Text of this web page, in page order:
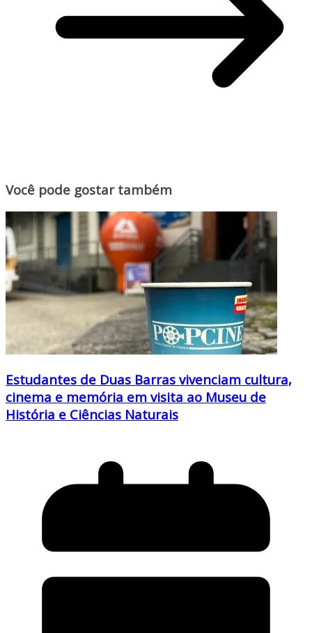
Você pode gostar também
Estudantes de Duas Barras vivenciam cultura,
cinema e memória em visita ao Museu de
História e Ciências Naturais